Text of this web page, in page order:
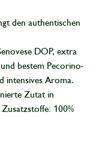
den authentischen
DOP, extra
bestem Pecorino-
intensives Aroma.
Zutat in
100%